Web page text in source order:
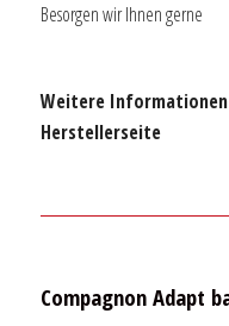
Besorgen wir Ihnen gerne
Weitere
Herstellerseite
Compagnon Adapt